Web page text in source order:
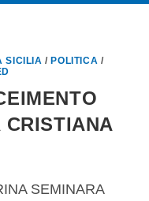
SICILIA / POLITICA /
SEMINARA